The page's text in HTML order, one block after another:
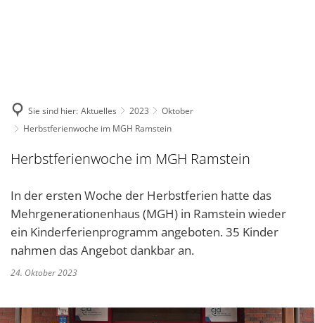
Sie sind hier: Aktuelles 2023
Oktober
Herbstferienwoche im MGH Ramstein
Herbstferienwoche im MGH Ramstein
In der ersten Woche der Herbstferien hatte das
Mehrgenerationenhaus (MGH) in Ramstein wieder
ein Kinderferienprogramm angeboten. 35 Kinder
nahmen das Angebot dankbar an.
24. Oktober 2023